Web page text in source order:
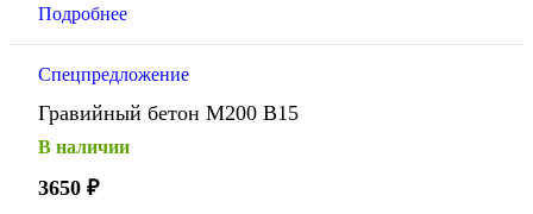
Подробнее
Спецпредложение
Гравийный бетон М200 В15
В наличии
3650 ₽